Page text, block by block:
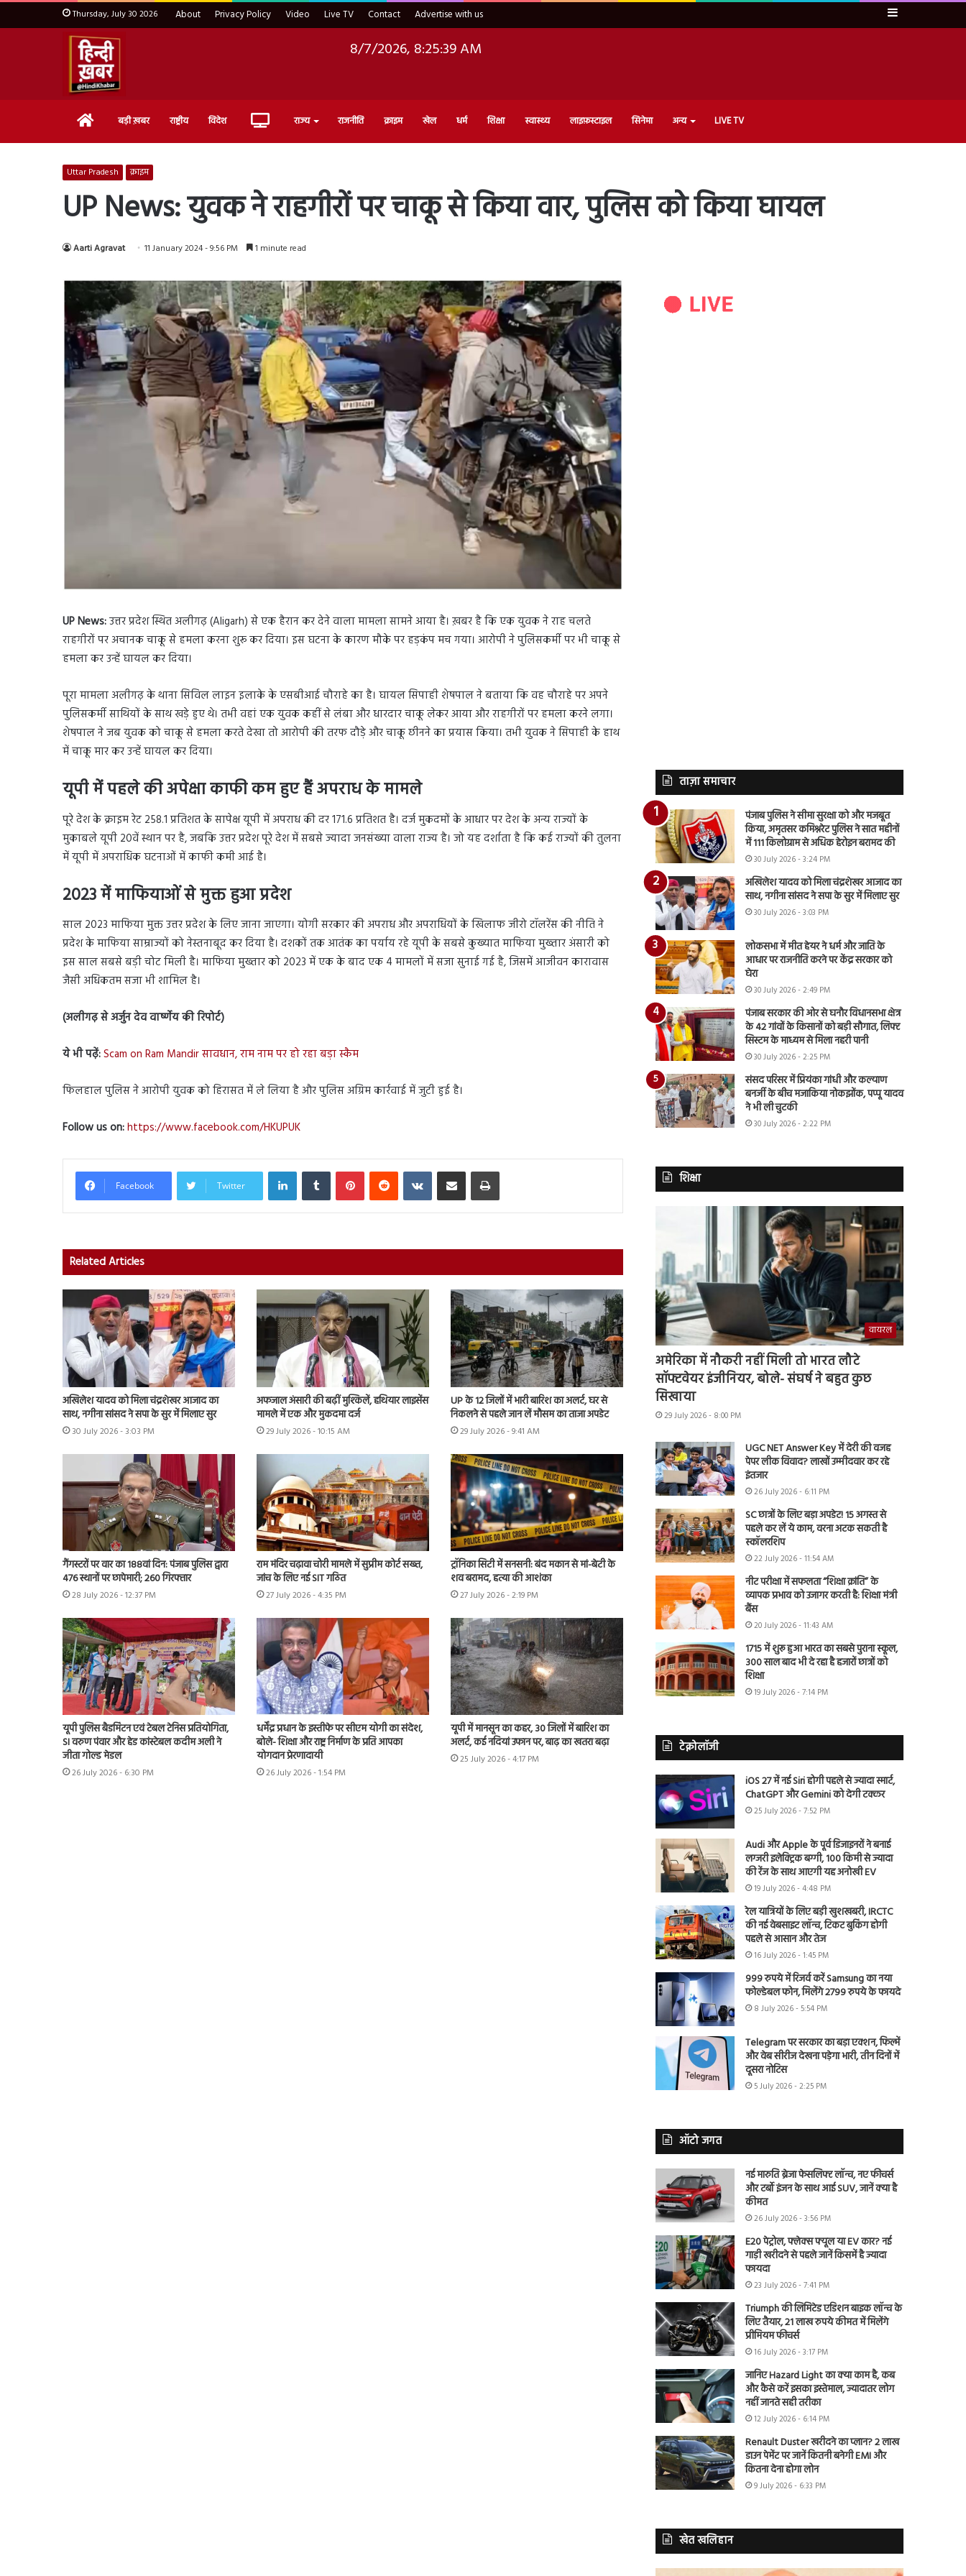
Thursday, July 30 2026 About Privacy Policy Video Live TV Contact Advertise with us Sidebar
8/7/2026, 8:25:40 AM
Home बड़ी ख़बर राष्ट्रीय विदेश Live राज्य राजनीति क्राइम खेल धर्म शिक्षा स्वास्थ्य लाइफ़स्टाइल सिनेमा अन्य LIVE TV
Uttar Pradesh क्राइम
UP News: युवक ने राहगीरों पर चाकू से किया वार, पुलिस को किया घायल
Aarti Agravat 11 January 2024 - 9:56 PM 1 minute read
UP News:उत्तर प्रदेश स्थित अलीगढ़ (Aligarh) से एक हैरान कर देने वाला मामला सामने आया है। ख़बर है कि एक युवक ने राह चलते
राहगीरों पर अचानक चाकू से हमला करना शुरू कर दिया। इस घटना के कारण मौके पर हड़कंप मच गया। आरोपी ने पुलिसकर्मी पर भी चाकू से
हमला कर उन्हें घायल कर दिया।
पूरा मामला अलीगढ़ के थाना सिविल लाइन इलाके के एसबीआई चौराहे का है। घायल सिपाही शेषपाल ने बताया कि वह चौराहे पर अपने
पुलिसकर्मी साथियों के साथ खड़े हुए थे। तभी वहां एक युवक कहीं से लंबा और धारदार चाकू लेकर आया और राहगीरों पर हमला करने लगा।
शेषपाल ने जब युवक को चाकू से हमला करते देखा तो आरोपी की तरफ दौड़े और चाकू छीनने का प्रयास किया। तभी युवक ने सिपाही के हाथ
में चाकू मार कर उन्हें घायल कर दिया।
यूपी में पहले की अपेक्षा काफी कम हुए हैं अपराध के मामले
पूरे देश के क्राइम रेट 258.1 प्रतिशत के सापेक्ष यूपी में अपराध की दर 171.6 प्रतिशत है। दर्ज मुकदमों के आधार पर देश के अन्य राज्यों के
मुकाबले यूपी 20वें स्थान पर है, जबकि उत्तर प्रदेश पूरे देश में सबसे ज्यादा जनसंख्या वाला राज्य है। जो यह दर्शाता है कि कई राज्यों की तुलना
में यूपी में अपराधिक घटनाओं में काफी कमी आई है।
2023 में माफियाओं से मुक्त हुआ प्रदेश
साल 2023 माफिया मुक्त उत्तर प्रदेश के लिए जाना जाएगा। योगी सरकार की अपराध और अपराधियों के खिलाफ जीरो टॉलरेंस की नीति ने
प्रदेश के माफिया साम्राज्यों को नेस्तनाबूद कर दिया है। दशकों तक आतंक का पर्याय रहे यूपी के सबसे कुख्यात माफिया मुख्तार अंसारी को
इस साल सबसे बड़ी चोट मिली है। माफिया मुख्तार को 2023 में एक के बाद एक 4 मामलों में सजा सुनाई गई है, जिसमें आजीवन कारावास
जैसी अधिकतम सजा भी शामिल है।
(अलीगढ़ से अर्जुन देव वार्ष्णेय की रिपोर्ट)
ये भी पढ़ें:Scam on Ram Mandir सावधान, राम नाम पर हो रहा बड़ा स्कैम
फिलहाल पुलिस ने आरोपी युवक को हिरासत में ले लिया है और पुलिस अग्रिम कार्रवाई में जुटी हुई है।
Follow us on:https://www.facebook.com/HKUPUK
Facebook Twitter
LinkedInTumblr PinterestReddit VKontakteShare via Email Print
Related Articles
अखिलेश यादव को मिला चंद्रशेखर आजाद का
साथ, नगीना सांसद ने सपा के सुर में मिलाए सुर
30 July 2026 - 3:03 PM
अफजाल अंसारी की बढ़ीं मुश्किलें, हथियार लाइसेंस
मामले में एक और मुकदमा दर्ज
29 July 2026 - 10:15 AM
UP के 12 जिलों में भारी बारिश का अलर्ट, घर से
निकलने से पहले जान लें मौसम का ताजा अपडेट
29 July 2026 - 9:41 AM
गैंगस्टरों पर वार का 188वां दिन: पंजाब पुलिस द्वारा
476 स्थानों पर छापेमारी; 260 गिरफ्तार
28 July 2026 - 12:37 PM
राम मंदिर चढ़ावा चोरी मामले में सुप्रीम कोर्ट सख्त,
जांच के लिए नई SIT गठित
27 July 2026 - 4:35 PM
ट्रॉनिका सिटी में सनसनी: बंद मकान से मां-बेटी के
शव बरामद, हत्या की आशंका
27 July 2026 - 2:19 PM
यूपी पुलिस बैडमिंटन एवं टेबल टेनिस प्रतियोगिता,
SI वरुण पंवार और हेड कांस्टेबल कदीम अली ने
जीता गोल्ड मेडल
26 July 2026 - 6:30 PM
धर्मेंद्र प्रधान के इस्तीफे पर सीएम योगी का संदेश,
बोले- शिक्षा और राष्ट्र निर्माण के प्रति आपका
योगदान प्रेरणादायी
26 July 2026 - 1:54 PM
यूपी में मानसून का कहर, 30 जिलों में बारिश का
अलर्ट, कई नदियां उफान पर, बाढ़ का खतरा बढ़ा
25 July 2026 - 4:17 PM
ताज़ा समाचार
पंजाब पुलिस ने सीमा सुरक्षा को और मजबूत
किया, अमृतसर कमिश्नरेट पुलिस ने सात महीनों
में 111 किलोग्राम से अधिक हेरोइन बरामद की
30 July 2026 - 3:24 PM
अखिलेश यादव को मिला चंद्रशेखर आजाद का
साथ, नगीना सांसद ने सपा के सुर में मिलाए सुर
30 July 2026 - 3:03 PM
लोकसभा में मीत हेयर ने धर्म और जाति के
आधार पर राजनीति करने पर केंद्र सरकार को
घेरा
30 July 2026 - 2:49 PM
पंजाब सरकार की ओर से घनौर विधानसभा क्षेत्र
के 42 गांवों के किसानों को बड़ी सौगात, लिफ्ट
सिस्टम के माध्यम से मिला नहरी पानी
30 July 2026 - 2:25 PM
संसद परिसर में प्रियंका गांधी और कल्याण
बनर्जी के बीच मजाकिया नोकझोंक, पप्पू यादव
ने भी ली चुटकी
30 July 2026 - 2:22 PM
शिक्षा
वायरल
अमेरिका में नौकरी नहीं मिली तो भारत लौटे
सॉफ्टवेयर इंजीनियर, बोले- संघर्ष ने बहुत कुछ
सिखाया
29 July 2026 - 8:00 PM
UGC NET Answer Key में देरी की वजह
पेपर लीक विवाद? लाखों उम्मीदवार कर रहे
इंतजार
26 July 2026 - 6:11 PM
SC छात्रों के लिए बड़ा अपडेट! 15 अगस्त से
पहले कर लें ये काम, वरना अटक सकती है
स्कॉलरशिप
22 July 2026 - 11:54 AM
नीट परीक्षा में सफलता “शिक्षा क्रांति” के
व्यापक प्रभाव को उजागर करती है: शिक्षा मंत्री
बैंस
20 July 2026 - 11:43 AM
1715 में शुरू हुआ भारत का सबसे पुराना स्कूल,
300 साल बाद भी दे रहा है हजारों छात्रों को
शिक्षा
19 July 2026 - 7:14 PM
टेक्नोलॉजी
iOS 27 में नई Siri होगी पहले से ज्यादा स्मार्ट,
ChatGPT और Gemini को देगी टक्कर
25 July 2026 - 7:52 PM
Audi और Apple के पूर्व डिजाइनरों ने बनाई
लग्जरी इलेक्ट्रिक बग्गी, 100 किमी से ज्यादा
की रेंज के साथ आएगी यह अनोखी EV
19 July 2026 - 4:48 PM
रेल यात्रियों के लिए बड़ी खुशखबरी, IRCTC
की नई वेबसाइट लॉन्च, टिकट बुकिंग होगी
पहले से आसान और तेज
16 July 2026 - 1:45 PM
999 रुपये में रिजर्व करें Samsung का नया
फोल्डेबल फोन, मिलेंगे 2799 रुपये के फायदे
8 July 2026 - 5:54 PM
Telegram पर सरकार का बड़ा एक्शन, फिल्में
और वेब सीरीज देखना पड़ेगा भारी, तीन दिनों में
दूसरा नोटिस
5 July 2026 - 2:25 PM
ऑटो जगत
नई मारुति ब्रेजा फेसलिफ्ट लॉन्च, नए फीचर्स
और टर्बो इंजन के साथ आई SUV, जानें क्या है
कीमत
26 July 2026 - 3:56 PM
E20 पेट्रोल, फ्लेक्स फ्यूल या EV कार? नई
गाड़ी खरीदने से पहले जानें किसमें है ज्यादा
फायदा
23 July 2026 - 7:41 PM
Triumph की लिमिटेड एडिशन बाइक लॉन्च के
लिए तैयार, 21 लाख रुपये कीमत में मिलेंगे
प्रीमियम फीचर्स
16 July 2026 - 3:17 PM
जानिए Hazard Light का क्या काम है, कब
और कैसे करें इसका इस्तेमाल, ज्यादातर लोग
नहीं जानते सही तरीका
12 July 2026 - 6:14 PM
Renault Duster खरीदने का प्लान? 2 लाख
डाउन पेमेंट पर जानें कितनी बनेगी EMI और
कितना देना होगा लोन
9 July 2026 - 6:33 PM
खेत खलिहान